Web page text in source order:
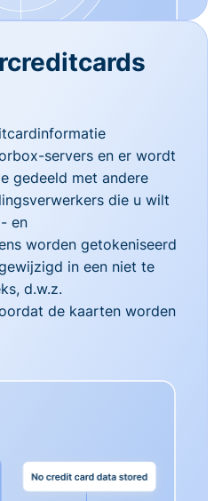
servers en er wordt
gedeeld met andere
die u wilt
en
worden getokeniseerd
in een niet te
d.w.z.
de kaarten worden